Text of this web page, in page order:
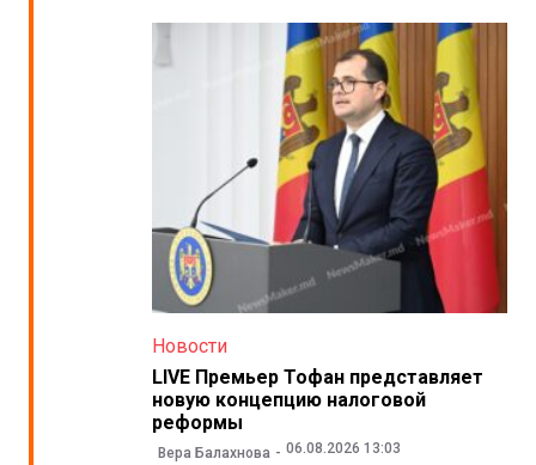
Новости
LIVE Премьер Тофан представляет
новую концепцию налоговой
реформы
Вера Балахнова 06.08.2026 13:03